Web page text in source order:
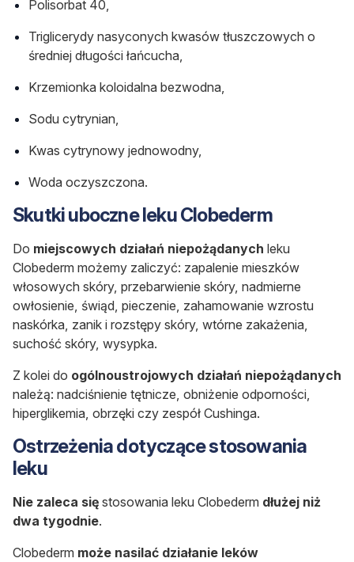
Polisorbat 40,
Triglicerydy nasyconych kwasów tłuszczowych o
średniej długości łańcucha,
Krzemionka koloidalna bezwodna,
Sodu cytrynian,
Kwas cytrynowy jednowodny,
Woda oczyszczona.
Skutki uboczne leku Clobederm
Do miejscowych działań niepożądanych leku
Clobederm możemy zaliczyć: zapalenie mieszków
włosowych skóry, przebarwienie skóry, nadmierne
owłosienie, świąd, pieczenie, zahamowanie wzrostu
naskórka, zanik i rozstępy skóry, wtórne zakażenia,
suchość skóry, wysypka.
Z kolei do ogólnoustrojowych działań niepożądanych
należą: nadciśnienie tętnicze, obniżenie odporności,
hiperglikemia, obrzęki czy zespół Cushinga.
Ostrzeżenia dotyczące stosowania
leku
Nie zaleca się stosowania leku Clobederm dłużej niż
dwa tygodnie.
Clobederm może nasilać działanie leków